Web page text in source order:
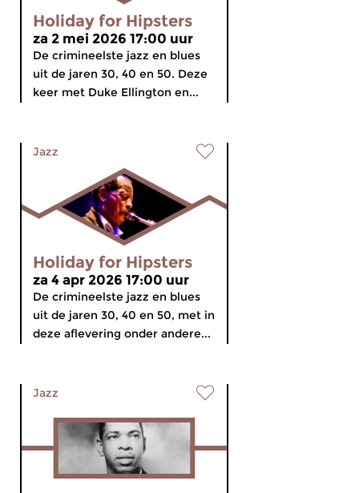
Holiday for Hipsters
za 2 mei 2026 17:00 uur
De crimineelste jazz en blues
uit de jaren 30, 40 en 50. Deze
keer met Duke Ellington en...
Jazz
Holiday for Hipsters
za 4 apr 2026 17:00 uur
De crimineelste jazz en blues
uit de jaren 30, 40 en 50, met in
deze aflevering onder andere...
Jazz